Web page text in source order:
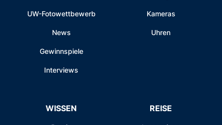
UW-Fotowettbewerb
News
Gewinnspiele
Interviews
Kameras
Uhren
WISSEN REISE